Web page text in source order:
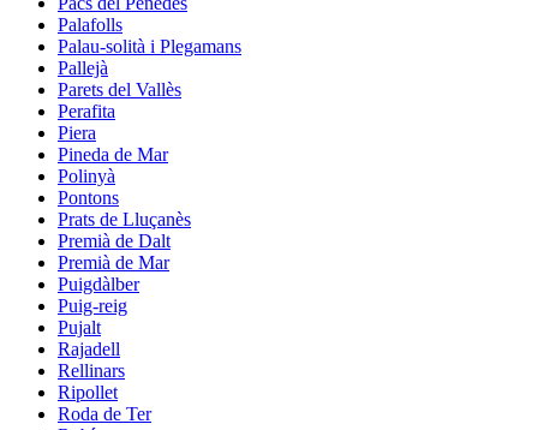
Palafolls
Palau-solità i Plegamans
Pallejà
Parets del Vallès
Perafita
Piera
Pineda de Mar
Polinyà
Pontons
Prats de Lluçanès
Premià de Dalt
Premià de Mar
Puigdàlber
Puig-reig
Pujalt
Rajadell
Rellinars
Ripollet
Roda de Ter